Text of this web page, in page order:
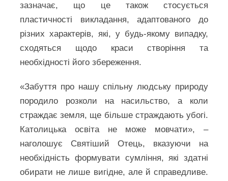
зазначає, що це також стосується
пластичності викладання, адаптованого до
різних характерів, які, у будь-якому випадку,
сходяться щодо краси створіння та
необхідності його збереження.
«Забуття про нашу спільну людську природу
породило розколи на насильство, а коли
страждає земля, ще більше страждають убогі.
Католицька освіта не може мовчати», –
наголошує Святіший Отець, вказуючи на
необхідність формувати сумління, які здатні
обирати не лише вигідне, але й справедливе.